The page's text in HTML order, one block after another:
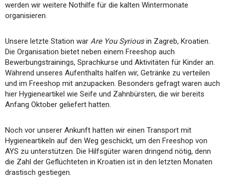
werden wir weitere Nothilfe für die kalten Wintermonate
organisieren.
Unsere letzte Station war Are You Syriousin Zagreb, Kroatien.
Die Organisation bietet neben einem Freeshop auch
Bewerbungstrainings, Sprachkurse und Aktivitäten für Kinder an.
Während unseres Aufenthalts halfen wir, Getränke zu verteilen
und im Freeshop mit anzupacken. Besonders gefragt waren auch
hier Hygieneartikel wie Seife und Zahnbürsten, die wir bereits
Anfang Oktober geliefert hatten.
Noch vor unserer Ankunft hatten wir einen Transport mit
Hygieneartikeln auf den Weg geschickt, um den Freeshop von
AYS zu unterstützen. Die Hilfsgüter waren dringend nötig, denn
die Zahl der Geflüchteten in Kroatien ist in den letzten Monaten
drastisch gestiegen.